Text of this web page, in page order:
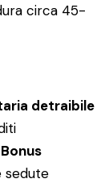
circa 45-
detraibile
Bonus
sedute